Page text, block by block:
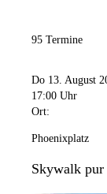
95 Termine
Do 13. August
17:00 Uhr
Ort:
Phoenixplatz
Skywalk pur